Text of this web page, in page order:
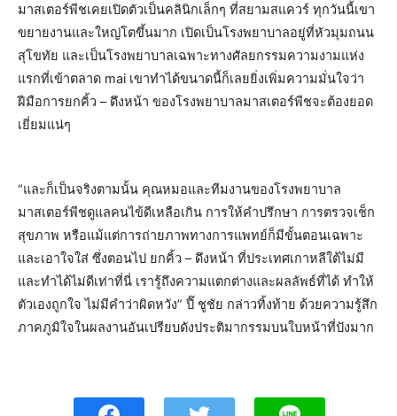
มาสเตอร์พีชเคยเปิดตัวเป็นคลินิกเล็กๆ ที่สยามสแควร์ ทุกวันนี้เขา
ขยายงานและใหญ่โตขึ้นมาก เปิดเป็นโรงพยาบาลอยู่ที่หัวมุมถนน
สุโขทัย และเป็นโรงพยาบาลเฉพาะทางศัลยกรรมความงามแห่ง
แรกที่เข้าตลาด mai เขาทำได้ขนาดนี้ก็เลยยิ่งเพิ่มความมั่นใจว่า
ฝีมือการยกคิ้ว – ดึงหน้า ของโรงพยาบาลมาสเตอร์พีชจะต้องยอด
เยี่ยมแน่ๆ
“และก็เป็นจริงตามนั้น คุณหมอและทีมงานของโรงพยาบาล
มาสเตอร์พีชดูแลคนไข้ดีเหลือเกิน การให้คำปรึกษา การตรวจเช็ก
สุขภาพ หรือแม้แต่การถ่ายภาพทางการแพทย์ก็มีขั้นตอนเฉพาะ
และเอาใจใส่ ซึ่งตอนไป ยกคิ้ว – ดึงหน้า ที่ประเทศเกาหลีใต้ไม่มี
และทำได้ไม่ดีเท่าที่นี่ เรารู้ถึงความแตกต่างและผลลัพธ์ที่ได้ ทำให้
ตัวเองถูกใจ ไม่มีคำว่าผิดหวัง” ปี๊ ชูชัย กล่าวทิ้งท้าย ด้วยความรู้สึก
ภาคภูมิใจในผลงานอันเปรียบดังประติมากรรมบนใบหน้าที่ปังมาก